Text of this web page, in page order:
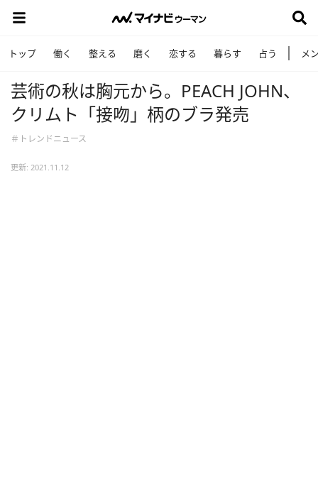
トップ 働く 整える 磨く 恋する 暮らす 占う メ
芸術の秋は胸元から。PEACH JOHN、
クリムト「接吻」柄のブラ発売
＃トレンドニュース
更新: 2021.11.12